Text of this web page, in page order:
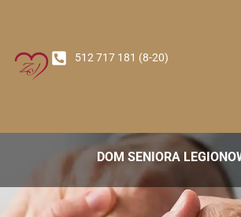
512 717 181 (8-20)
DOM SENIORA